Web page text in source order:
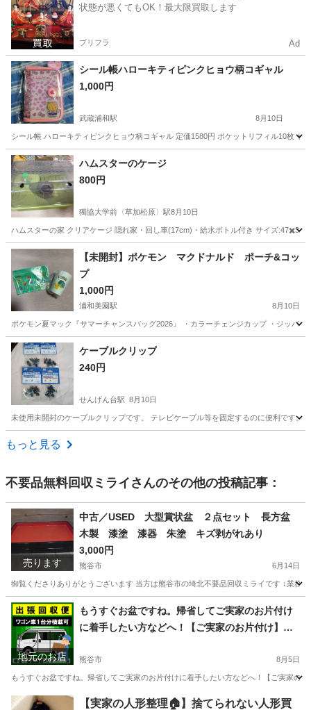
状態が悪くてもOK！最大限買取します
プリフラ Ad
シール帳ハローキティピンクヒョウ柄コギャル
1,000円
武蔵浦和駅 8月10日
シール帳 ハローキティピンクヒョウ柄コギャル 定価1580円 ポケットリフィル10枚
埼玉 さいたま市 武蔵浦和駅 ラッピング用品
ハムスターのケージ
800円
獨協大学前〈草加松原〉駅8月10日
ハムスターの家 クリアケージ 隠れ家・回し車(17cm)・給水ボトル付き サイズ
埼玉 草加市 獨協大学前〈草加松原〉駅 その他
【未開封】ポケモン マクドナルド ポーチ&コッ
プ
1,000円
浦和美園駅 8月10日
ポケモン夏マック『サマーチャンスバッグ2026』 ・カラーチェンジカップ ・ジッパー
埼玉 さいたま市 浦和美園駅
ケーブルクリップ
240円
せんげん台駅 8月10日
未使用未開封のケーブルクリップです。 テレビケーブル等を固定するのに便利です
埼玉 越谷市
もっと見る
不要品無料回収ミライ さんのその他の投稿記事：
売ります
中古／USED 大型賞状盆 ２点セット 長方盆
木製 漆塗 漆器 朱塗 キズ剥がれあり
3,000円
熊谷市 6月14日
御覧くださりありがとうございます 当方は熊谷市の埼北不要品回収ミライです ↓業務
埼玉 熊谷市 年中行事用品 大型
地元のお店
もうすぐお盆ですね。帰省してご実家のお片付け
に着手したい方などへ！【ご実家のお片付け】
た時はお電話ください。お力になれるかもしれま
せん
熊谷市 8月5日
もうすぐお盆ですね。帰省してご実家のお片付けに着手したい方などへ！【ご実家
埼玉 熊谷市 その他 断捨離
【実家の人形整理🏠】捨てられない人形買